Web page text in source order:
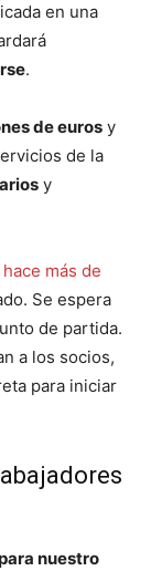
en una
.
de euros y
de la
y
más de
Se espera
de partida.
a los socios,
para iniciar
nuestro